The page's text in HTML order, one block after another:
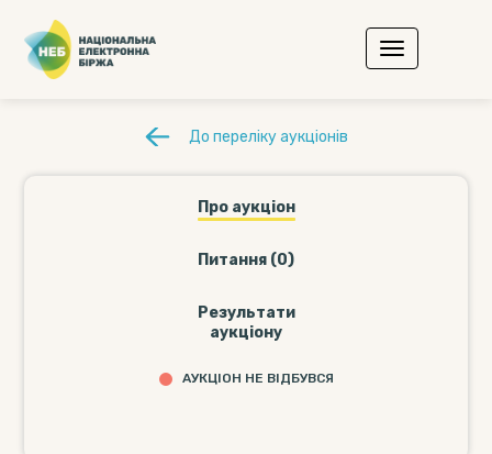
До переліку аукціонів
Про аукціон
Питання (0)
Результати
аукціону
АУКЦІОН НЕ ВІДБУВСЯ